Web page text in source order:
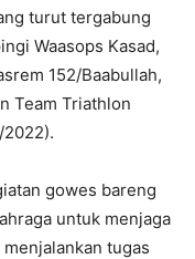
turut tergabung
Waasops Kasad,
152/Baabullah,
Team Triathlon
gowes bareng
untuk menjaga
tugas